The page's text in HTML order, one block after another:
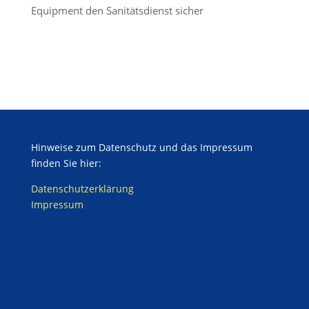
Equipment den Sanitätsdienst sicher
Hinweise zum Datenschutz und das Impressum
finden Sie hier:
Datenschutzerklärung
Impressum